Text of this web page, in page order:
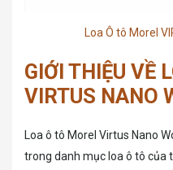
Loa Ô tô Morel
GIỚI THIỆU VỀ
VIRTUS NANO
Loa ô tô Morel Virtus Nano
trong danh mục loa ô tô của